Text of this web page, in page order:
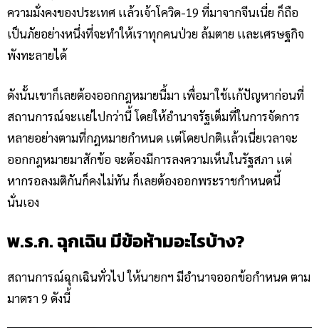
ความมั่งคงของประเทศ เเล้วเจ้าโควิด-19 ที่มาจากจีนเนี่ย ก็ถือ
เป็นภัยอย่างหนึ่งที่จะทำให้เราทุกคนป่วย ล้มตาย เเละเศรษฐกิจ
พังทะลายได้
ดังนั้นเขาก็เลยต้องออกกฎหมายนี้มา เพื่อมาใช้เเก้ปัญหาก่อนที่
สถานการณ์จะเเย่ไปกว่านี้ โดยให้อำนาจรัฐเต็มที่ในการจัดการ
หลายอย่างตามที่กฎหมายกำหนด เเต่โดยปกติเเล้วเนี่ยเวลาจะ
ออกกฎหมายมาสักข้อ จะต้องมีการลงความเห็นในรัฐสภา เเต่
หากรอลงมติกันก็คงไม่ทัน ก็เลยต้องออกพระราชกำหนดนี้
นั่นเอง
พ.ร.ก. ฉุกเฉิน มีข้อห้ามอะไรบ้าง?
สถานการณ์ฉุกเฉินทั่วไป ให้นายกฯ มีอำนาจออกข้อกำหนด ตาม
มาตรา 9 ดังนี้